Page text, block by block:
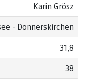
Karin Grösz
- Donnerskirchen
31,8
38